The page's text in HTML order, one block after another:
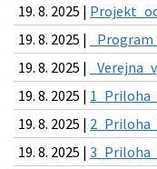
19. 8. 2025 |
19. 8. 2025 |
19. 8. 2025 |
19. 8. 2025 |
19. 8. 2025 |
19. 8. 2025 |